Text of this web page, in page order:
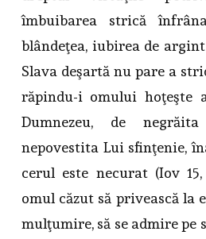
îmbuibarea strică
blândeţea, iubirea de
Slava deşartă nu pare a
răpindu-i omului hoţeşte
Dumnezeu, de
nepovestita Lui sfinţenie,
cerul este necurat (Iov
omul căzut să privească la
mulţumire, să se admire pe